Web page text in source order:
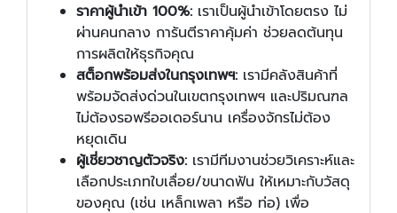
ราคาผู้นำเข้า 100%: เราเป็นผู้นำเข้าโดยตรง ไม่
ผ่านคนกลาง การันตีราคาคุ้มค่า ช่วยลดต้นทุน
การผลิตให้ธุรกิจคุณ
สต็อกพร้อมส่งในกรุงเทพฯ: เรามีคลังสินค้าที่
พร้อมจัดส่งด่วนในเขตกรุงเทพฯ และปริมณฑล
ไม่ต้องรอพรีออเดอร์นาน เครื่องจักรไม่ต้อง
หยุดเดิน
ผู้เชี่ยวชาญตัวจริง: เรามีทีมงานช่วยวิเคราะห์และ
เลือกประเภทใบเลื่อย/ขนาดฟัน ให้เหมาะกับวัสดุ
ของคุณ (เช่น เหล็กเพลา หรือ ท่อ) เพื่อ